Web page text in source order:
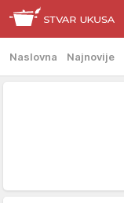
Naslovna Najnovije